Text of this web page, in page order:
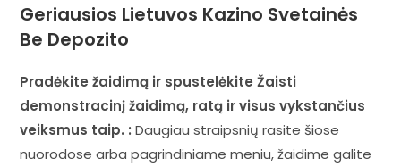
Geriausios Lietuvos Kazino Svetainės
Be Depozito
Pradėkite žaidimą ir spustelėkite Žaisti
demonstracinį žaidimą, ratą ir visus vykstančius
veiksmus taip. : Daugiau straipsnių rasite šiose
nuorodose arba pagrindiniame meniu, žaidime galite